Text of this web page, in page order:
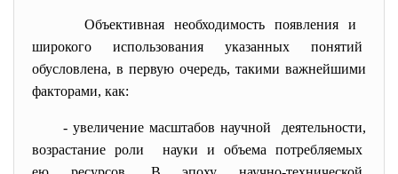
Объективная необходимость появления и
широкого использования указанных понятий
обусловлена, в первую очередь, такими важнейшими
факторами, как:
- увеличение масштабов научной деятельности,
возрастание роли науки и объема потребляемых